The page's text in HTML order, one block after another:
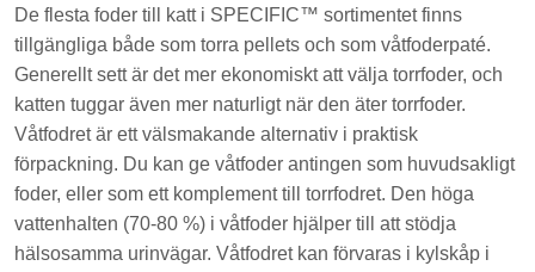
De flesta foder till katt i SPECIFIC™ sortimentet finns
tillgängliga både som torra pellets och som våtfoderpaté.
Generellt sett är det mer ekonomiskt att välja torrfoder, och
katten tuggar även mer naturligt när den äter torrfoder.
Våtfodret är ett välsmakande alternativ i praktisk
förpackning. Du kan ge våtfoder antingen som huvudsakligt
foder, eller som ett komplement till torrfodret. Den höga
vattenhalten (70-80 %) i våtfoder hjälper till att stödja
hälsosamma urinvägar. Våtfodret kan förvaras i kylskåp i